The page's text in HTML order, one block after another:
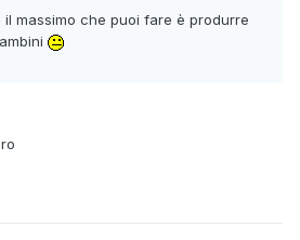
il massimo che puoi fare è produrre